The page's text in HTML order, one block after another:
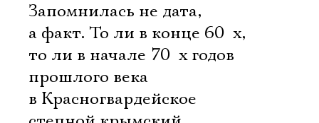
Запомнилась не дата,
а факт. То ли в конце 60  х,
то ли в начале 70  х годов
прошлого века
в Красногвардейское 